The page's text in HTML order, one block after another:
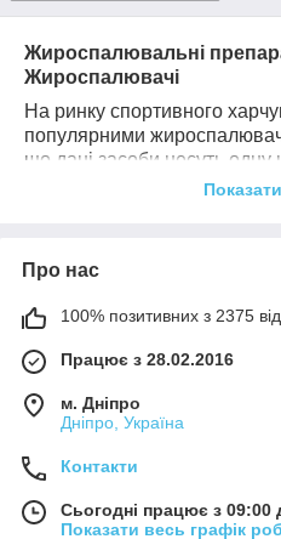
Жироспалювальні
Жироспалювачі
На ринку спортивного
популярними
що дані засоби несуть
жироспалюючі
впливають на прискорення
стимуляторами,
відкладення енергію.
різну ефективність на
Жінки важче розлучаються
саме тому для них ці
ефективнішими з
усувають почуття голоду,
виводять зайву рідину з
розпад жирів при
Про нас
100% позитивних з 2375
Працює з 28.02.2016
м. Дніпро
Дніпро, Україна
Контакти
Сьогодні працює з 09:00
Показати весь графік